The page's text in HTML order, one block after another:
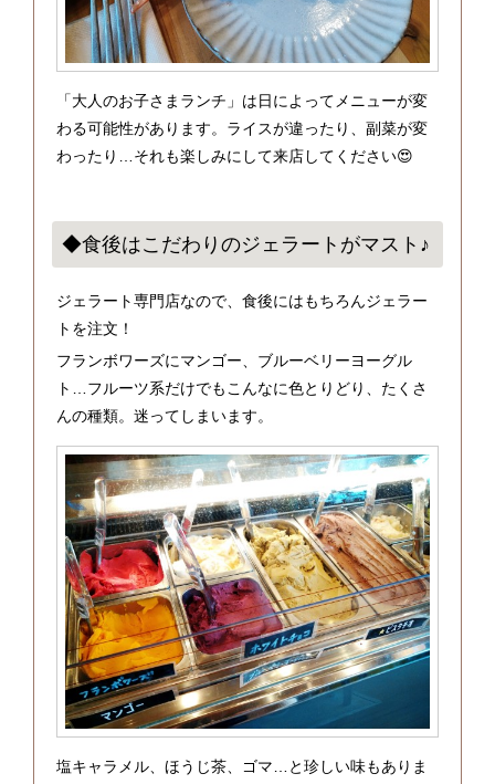
「大人のお子さまランチ」は日によってメニューが変
わる可能性があります。ライスが違ったり、副菜が変
わったり…それも楽しみにして来店してください😍
◆食後はこだわりのジェラートがマスト♪
ジェラート専門店なので、食後にはもちろんジェラー
トを注文！
フランボワーズにマンゴー、ブルーベリーヨーグル
ト…フルーツ系だけでもこんなに色とりどり、たくさ
んの種類。迷ってしまいます。
塩キャラメル、ほうじ茶、ゴマ…と珍しい味もありま